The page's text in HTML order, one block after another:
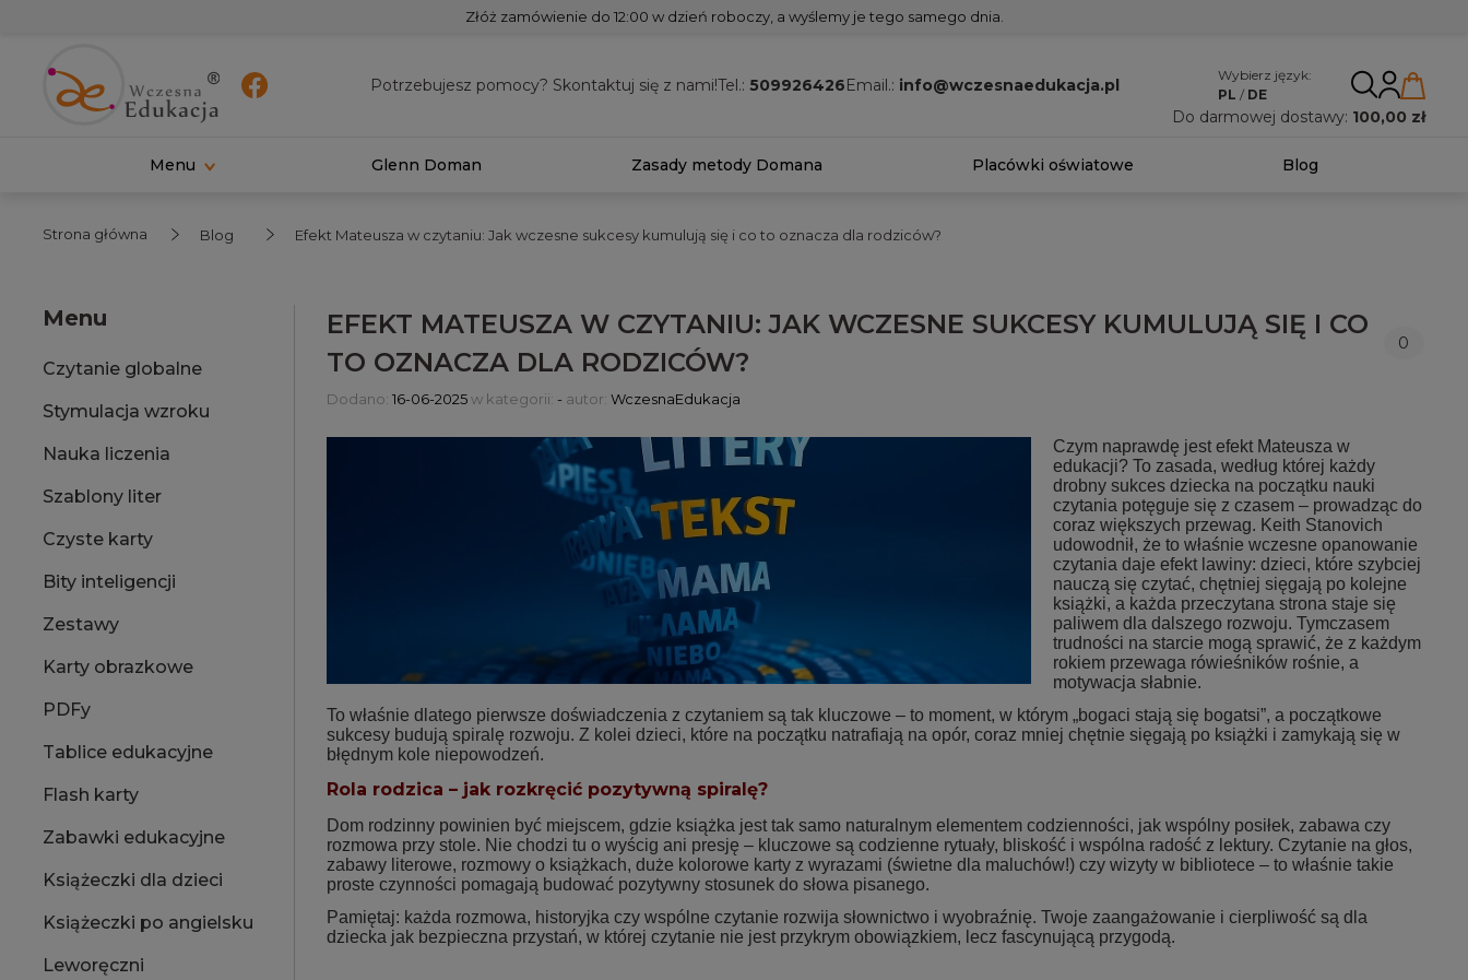
Złóż zamówienie do 12:00 w dzień roboczy, a wyślemy je tego samego dnia.
Potrzebujesz pomocy? Skontaktuj się z nami!Tel.: 509926426Email.: info@wczesnaedukacja.pl
Wybierz język:
PL / DE
Do darmowej dostawy: 100,00 zł
Menu Glenn Doman Zasady metody Domana Placówki oświatowe Blog
Strona główna Blog Efekt Mateusza w czytaniu: Jak wczesne sukcesy kumulują się i co to oznacza dla rodziców?
Menu
Czytanie globalne
Stymulacja wzroku
Nauka liczenia
Szablony liter
Czyste karty
Bity inteligencji
Zestawy
Karty obrazkowe
PDFy
Tablice edukacyjne
Flash karty
Zabawki edukacyjne
Książeczki dla dzieci
Książeczki po angielsku
Leworęczni
EFEKT MATEUSZA W CZYTANIU: JAK WCZESNE SUKCESY KUMULUJĄ SIĘ I CO
TO OZNACZA DLA RODZICÓW?
0
Dodano: 16-06-2025w kategorii: - autor: WczesnaEdukacja
Czym naprawdę jest efekt Mateusza w
edukacji? To zasada, według której każdy
drobny sukces dziecka na początku nauki
czytania potęguje się z czasem – prowadząc do
coraz większych przewag. Keith Stanovich
udowodnił, że to właśnie wczesne opanowanie
czytania daje efekt lawiny: dzieci, które szybciej
nauczą się czytać, chętniej sięgają po kolejne
książki, a każda przeczytana strona staje się
paliwem dla dalszego rozwoju. Tymczasem
trudności na starcie mogą sprawić, że z każdym
rokiem przewaga rówieśników rośnie, a
motywacja słabnie.
To właśnie dlatego pierwsze doświadczenia z czytaniem są tak kluczowe – to moment, w którym „bogaci stają się bogatsi”, a początkowe
sukcesy budują spiralę rozwoju. Z kolei dzieci, które na początku natrafiają na opór, coraz mniej chętnie sięgają po książki i zamykają się w
błędnym kole niepowodzeń.
Rola rodzica – jak rozkręcić pozytywną spiralę?
Dom rodzinny powinien być miejscem, gdzie książka jest tak samo naturalnym elementem codzienności, jak wspólny posiłek, zabawa czy
rozmowa przy stole. Nie chodzi tu o wyścig ani presję – kluczowe są codzienne rytuały, bliskość i wspólna radość z lektury. Czytanie na głos,
zabawy literowe, rozmowy o książkach, duże kolorowe karty z wyrazami (świetne dla maluchów!) czy wizyty w bibliotece – to właśnie takie
proste czynności pomagają budować pozytywny stosunek do słowa pisanego.
Pamiętaj: każda rozmowa, historyjka czy wspólne czytanie rozwija słownictwo i wyobraźnię. Twoje zaangażowanie i cierpliwość są dla
dziecka jak bezpieczna przystań, w której czytanie nie jest przykrym obowiązkiem, lecz fascynującą przygodą.